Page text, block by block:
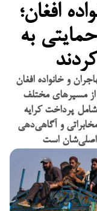
افغان؛
به
و خانواده افغان
از مسیرهای مختلف
پرداخت کرایه
و آگاهی‌دهی
اصلی‌شان است